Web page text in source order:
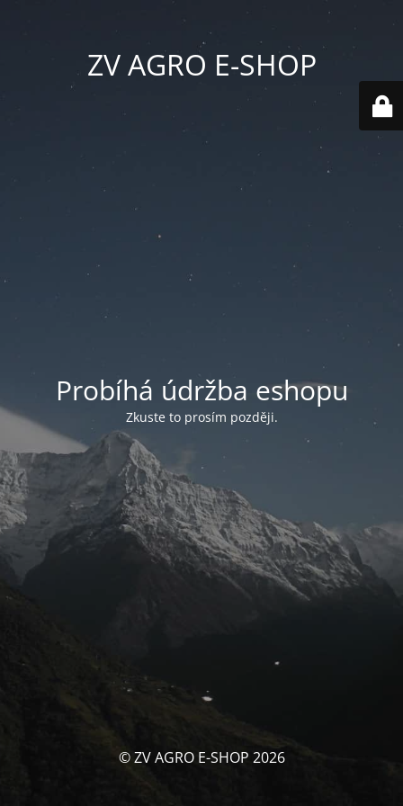
ZV AGRO E-SHOP
Probíhá údržba eshopu
Zkuste to prosím později.
© ZV AGRO E-SHOP 2026